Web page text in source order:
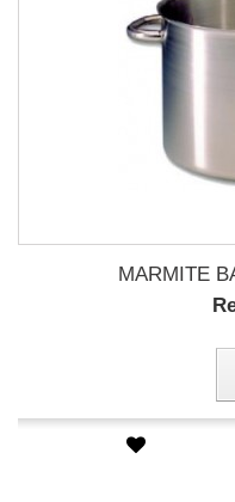
MARMITE